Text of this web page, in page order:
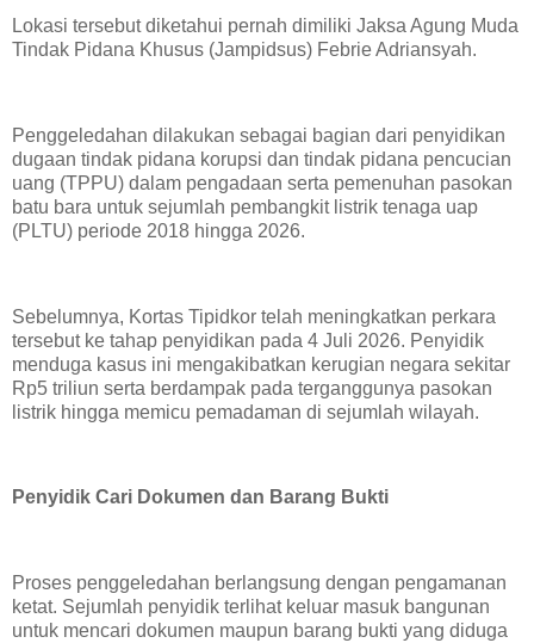
Lokasi tersebut diketahui pernah dimiliki Jaksa Agung Muda
Tindak Pidana Khusus (Jampidsus) Febrie Adriansyah.
Penggeledahan dilakukan sebagai bagian dari penyidikan
dugaan tindak pidana korupsi dan tindak pidana pencucian
uang (TPPU) dalam pengadaan serta pemenuhan pasokan
batu bara untuk sejumlah pembangkit listrik tenaga uap
(PLTU) periode 2018 hingga 2026.
Sebelumnya, Kortas Tipidkor telah meningkatkan perkara
tersebut ke tahap penyidikan pada 4 Juli 2026. Penyidik
menduga kasus ini mengakibatkan kerugian negara sekitar
Rp5 triliun serta berdampak pada terganggunya pasokan
listrik hingga memicu pemadaman di sejumlah wilayah.
Penyidik Cari Dokumen dan Barang Bukti
Proses penggeledahan berlangsung dengan pengamanan
ketat. Sejumlah penyidik terlihat keluar masuk bangunan
untuk mencari dokumen maupun barang bukti yang diduga